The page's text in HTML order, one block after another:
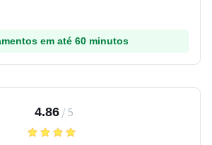
em até 60 minutos
4.86/ 5